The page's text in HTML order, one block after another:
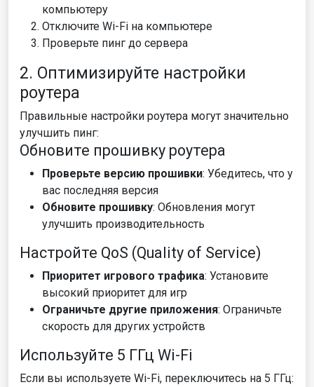
компьютеру
Отключите Wi-Fi на компьютере
Проверьте пинг до сервера
2. Оптимизируйте настройки
роутера
Правильные настройки роутера могут значительно
улучшить пинг:
Обновите прошивку роутера
Проверьте версию прошивки: Убедитесь, что у
вас последняя версия
Обновите прошивку: Обновления могут
улучшить производительность
Настройте QoS (Quality of Service)
Приоритет игрового трафика: Установите
высокий приоритет для игр
Ограничьте другие приложения: Ограничьте
скорость для других устройств
Используйте 5 ГГц Wi-Fi
Если вы используете Wi-Fi, переключитесь на 5 ГГц: